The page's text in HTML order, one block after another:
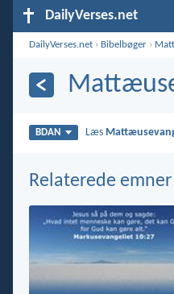
DailyVerses.net
DailyVerses.net › Bibelbøger ›
BDAN Læs
Relaterede emner